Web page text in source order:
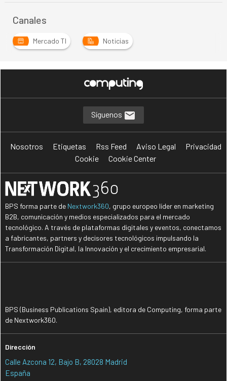
Canales
Mercado TI Noticias
Síguenos
Nosotros Etiquetas Rss Feed Aviso Legal
Privacidad
Cookie
Cookie Center
BPS forma parte de Nextwork360, grupo europeo líder en marketing
B2B, comunicación y medios especializados para el mercado
tecnológico. A través de plataformas digitales y eventos, conectamos
a fabricantes, partners y decisores tecnológicos impulsando la
Transformación Digital, la Innovación y el crecimiento empresarial.
BPS (Business Publications Spain), editora de Computing, forma parte
de Nextwork360.
Dirección
Calle Azcona 12, Bajo B, 28028 Madrid
España